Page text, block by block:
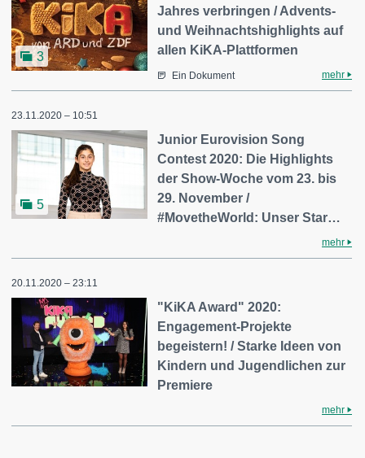
3
Jahres verbringen / Advents-
und Weihnachtshighlights auf
allen KiKA-Plattformen
Ein Dokument mehr
23.11.2020 – 10:51
5
Junior Eurovision Song
Contest 2020: Die Highlights
der Show-Woche vom 23. bis
29. November /
#MovetheWorld: Unser Star…
mehr
20.11.2020 – 23:11
"KiKA Award" 2020:
Engagement-Projekte
begeistern! / Starke Ideen von
Kindern und Jugendlichen zur
Premiere
mehr